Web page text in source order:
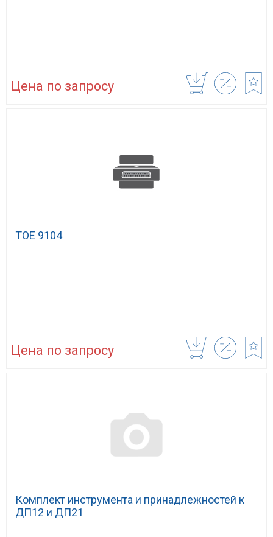
Цена по запросу
TOE 9104
Цена по запросу
Комплект инструмента и принадлежностей к
ДП12 и ДП21